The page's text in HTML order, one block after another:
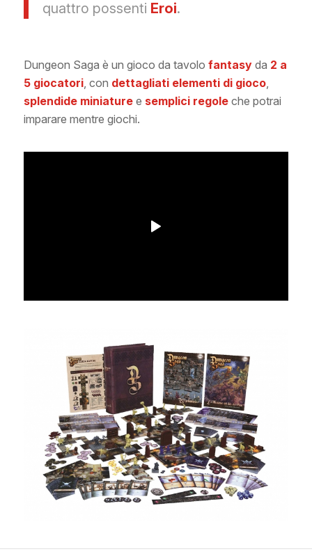
quattro possenti Eroi.
Dungeon Saga è un gioco da tavolo fantasyda 2 a
5 giocatori, con dettagliati elementi di gioco,
splendide miniaturee semplici regoleche potrai
imparare mentre giochi.